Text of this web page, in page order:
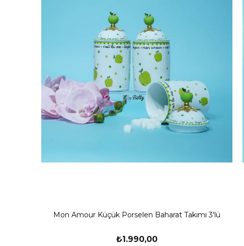
Mon Amour Küçük Porselen Baharat Takımı 3'lü
₺1.990,00